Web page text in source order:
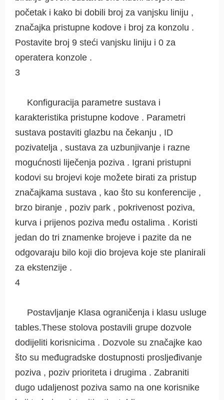
početak i kako bi dobili broj za vanjsku liniju ,
značajka pristupne kodove i broj za konzolu .
Postavite broj 9 steći vanjsku liniju i 0 za
operatera konzole .
3
Konfiguracija parametre sustava i
karakteristika pristupne kodove . Parametri
sustava postaviti glazbu na čekanju , ID
pozivatelja , sustava za uzbunjivanje i razne
mogućnosti liječenja poziva . Igrani pristupni
kodovi su brojevi koje možete birati za pristup
značajkama sustava , kao što su konferencije ,
brzo biranje , poziv park , pokrivenost poziva,
kurva i prijenos poziva među ostalima . Koristi
jedan do tri znamenke brojeve i pazite da ne
odgovaraju bilo koji dio brojeva koje ste planirali
za ekstenzije .
4
Postavljanje Klasa ograničenja i klasu usluge
tables.These stolova postavili grupe dozvole
dodijeliti korisnicima . Dozvole su značajke kao
što su međugradske dostupnosti prosljeđivanje
poziva , poziv prioriteta i drugima . Zabraniti
dugo udaljenost poziva samo na one korisnike